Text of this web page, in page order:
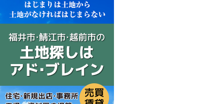
プライバシーポリシー